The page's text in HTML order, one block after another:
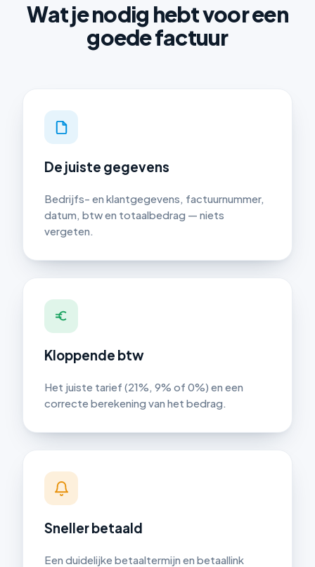
Wat je nodig hebt voor een
goede factuur
De juiste gegevens
Bedrijfs- en klantgegevens, factuurnummer,
datum, btw en totaalbedrag — niets
vergeten.
Kloppende btw
Het juiste tarief (21%, 9% of 0%) en een
correcte berekening van het bedrag.
Sneller betaald
Een duidelijke betaaltermijn en betaallink